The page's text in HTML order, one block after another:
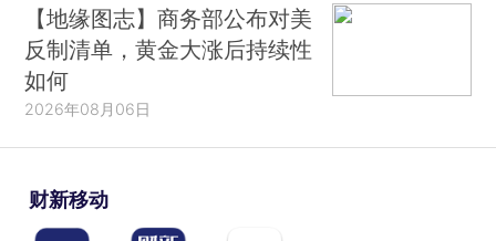
【地缘图志】商务部公布对美
反制清单，黄金大涨后持续性
如何
2026年08月06日
财新移动